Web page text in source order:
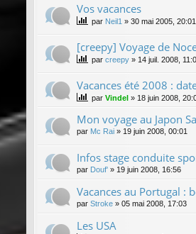
Vos vacances
par Neil1 » 30 mai 2005, 20:01
[creepy] Voyage de
par creepy » 14 juil. 2008,
Vacances été 2008 :
par Vindel » 18 juin 2008,
Mon voyage au Japon
par Mc Rai » 19 juin 2008, 00:01
Infos stage conduite
par Douf' » 19 juin 2008, 16:56
Vacances au Portugal :
par Stroke » 05 mai 2008, 17:03
Les USA